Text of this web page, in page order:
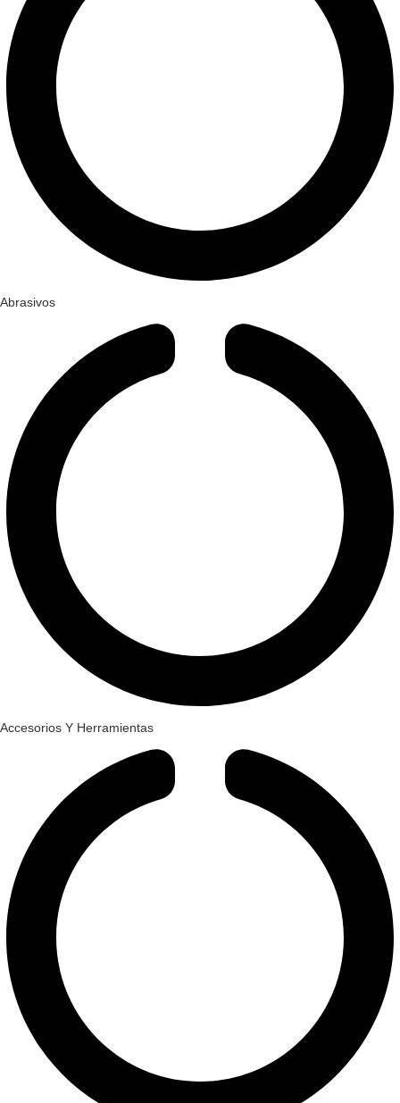
Abrasivos
Accesorios Y Herramientas